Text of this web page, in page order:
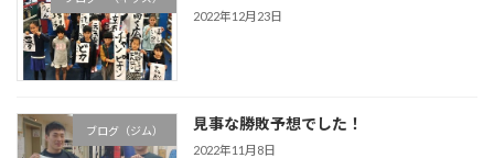
2022年12月23日
ブログ（ジム） 見事な勝敗予想でした！
2022年11月8日